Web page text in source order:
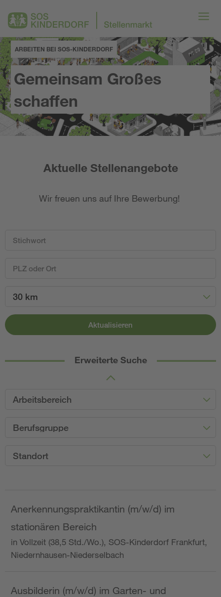
ARBEITEN BEI SOS-KINDERDORF
Gemeinsam Großes
schaffen
Aktuelle Stellenangebote
Wir freuen uns auf Ihre Bewerbung!
30 km
Aktualisieren
Erweiterte Suche
Arbeitsbereich
Berufsgruppe
Standort
Anerkennungspraktikantin (m/w/d) im
stationären Bereich
in Vollzeit (38,5 Std./Wo.), SOS-Kinderdorf Frankfurt,
Niedernhausen-Niederselbach
Ausbilderin (m/w/d) im Garten- und